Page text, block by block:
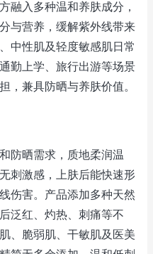
融入多种温和养肤成分，
与营养，缓解紫外线带来
中性肌及轻度敏感肌日常
勤上学、旅行出游等场景
，兼具防晒与养肤价值。
防晒需求，质地柔润温
刺激感，上肤后能快速形
伤害。产品添加多种天然
泛红、灼热、刺痛等不
、脆弱肌、干敏肌及医美